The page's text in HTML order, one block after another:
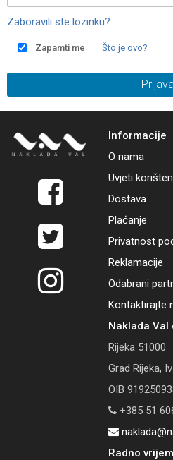
Zaboravili ste lozinku?
Zapamti me Što je ovo?
Informacije
O nama
Uvjeti
Dostava
Plaćanje
Privatnost
Reklamacije
Odabrani
Kontaktirajte
Naklada Val
Rijeka 51000
Grad Rijeka,
OIB
+385 51
Radno